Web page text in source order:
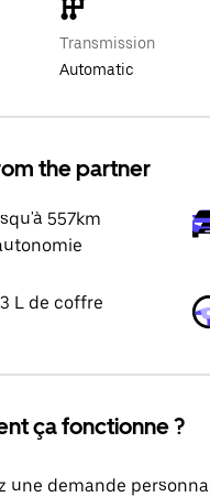
Transmission
Automatic
the partner
557km
L de coffre
ça fonctionne ?
une demande